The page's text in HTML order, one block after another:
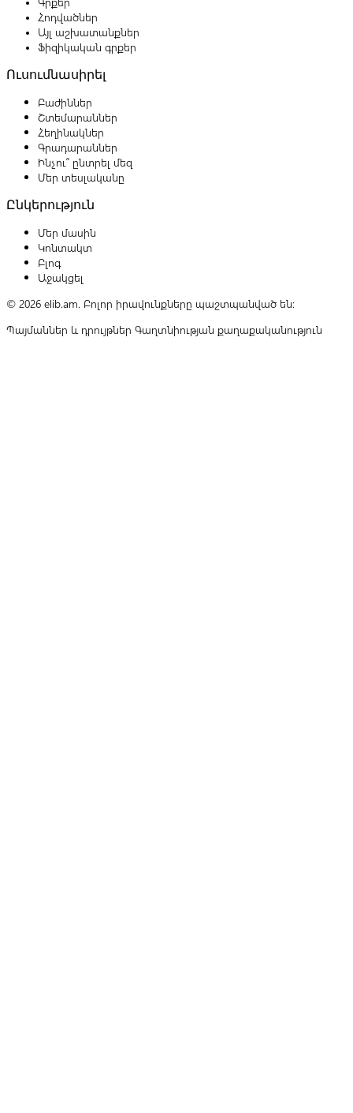
Հոդվածներ
Այլ աշխատանքներ
Ֆիզիկական գրքեր
Ուսումնասիրել
Բաժիններ
Շտեմարաններ
Հեղինակներ
Գրադարաններ
Ինչու՞ ընտրել մեզ
Մեր տեսլականը
Ընկերություն
Մեր մասին
Կոնտակտ
Բլոգ
Աջակցել
© 2026 elib.am. Բոլոր իրավունքները պաշտպանված են:
Պայմաններ և դրույթներ Գաղտնիության քաղաքականություն